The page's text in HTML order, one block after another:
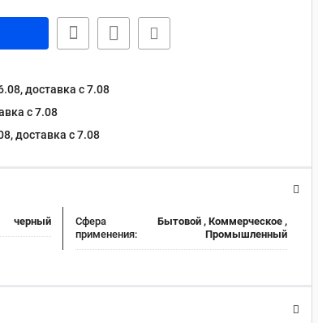
доставка c 7.08
c 7.08
доставка c 7.08
черный
Сфера
применения:
Бытовой , Коммерческое ,
Промышленный